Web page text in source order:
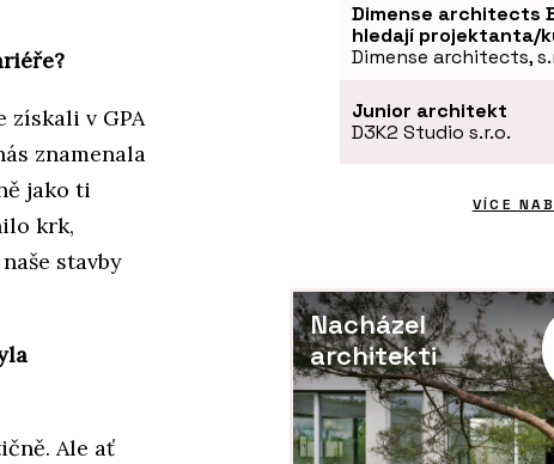
získali v GPA
znamenala
jako ti
krk,
stavby
Ale ať
Dimense architects
hledají projektanta/
Dimense architects,
Junior architekt
D3K2 Studio s.r.o.
VÍCE
Nacházel
architekti